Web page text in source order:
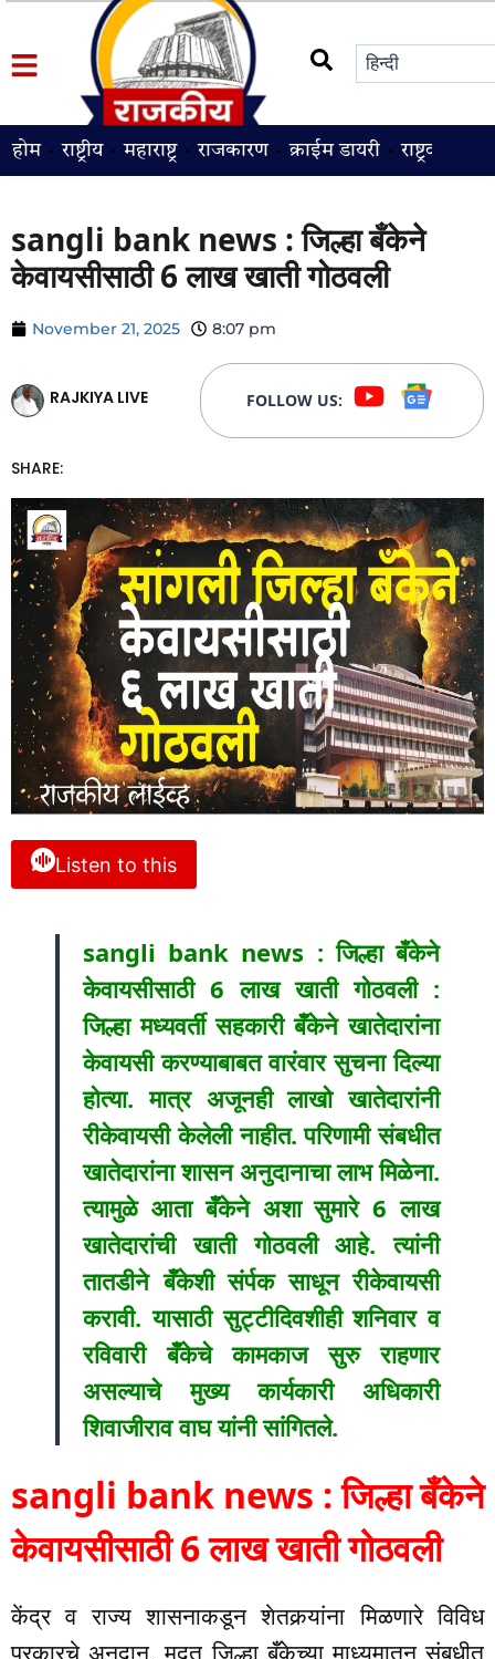
होम राष्ट्रीय महाराष्ट्र राजकारण क्राईम डायरी राष्ट्रवादी
sangli bank news : जिल्हा बँकेने
केवायसीसाठी 6 लाख खाती गोठवली
November 21, 2025 8:07 pm
RAJKIYA LIVE FOLLOW US:
SHARE:
Listen to this
sangli bank news : जिल्हा बँकेने
केवायसीसाठी 6 लाख खाती गोठवली :
जिल्हा मध्यवर्ती सहकारी बॅँकेने खातेदारांना
केवायसी करण्याबाबत वारंवार सुचना दिल्या
होत्या. मात्र अजूनही लाखो खातेदारांनी
रीकेवायसी केलेली नाहीत. परिणामी संबधीत
खातेदारांना शासन अनुदानाचा लाभ मिळेना.
त्यामुळे आता बॅँकेने अशा सुमारे 6 लाख
खातेदारांची खाती गोठवली आहे. त्यांनी
तातडीने बॅँकेशी संर्पक साधून रीकेवायसी
करावी. यासाठी सुट्टीदिवशीही शनिवार व
रविवारी बॅँकेचे कामकाज सुरु राहणार
असल्याचे मुख्य कार्यकारी अधिकारी
शिवाजीराव वाघ यांनी सांगितले.
sangli bank news : जिल्हा बँकेने
केवायसीसाठी 6 लाख खाती गोठवली
केंद्र व राज्य शासनाकडून शेतकर्‍यांना मिळणारे विविध
प्रकारचे अनुदान, मदत जिल्हा बॅँकेच्या माध्यमातून संबधीत